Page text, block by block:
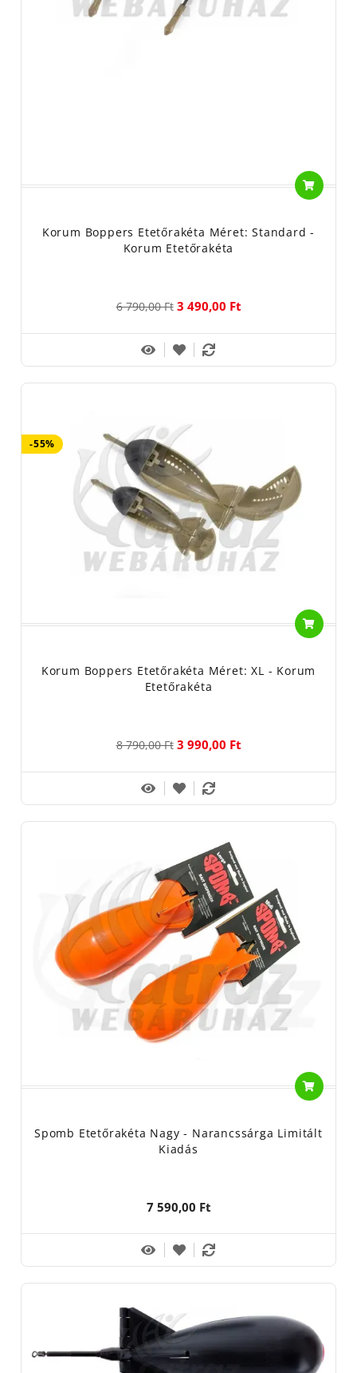
Korum Boppers Etetőrakéta Méret: Standard -
Korum Etetőrakéta
6 790,00 Ft 3 490,00 Ft
-55%
Korum Boppers Etetőrakéta Méret: XL - Korum
Etetőrakéta
8 790,00 Ft 3 990,00 Ft
Spomb Etetőrakéta Nagy - Narancssárga Limitált
Kiadás
7 590,00 Ft